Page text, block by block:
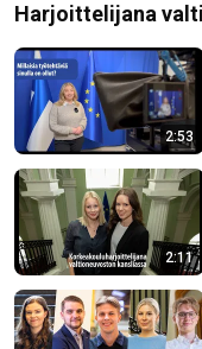
Harjoittelijana
2:53
2:11